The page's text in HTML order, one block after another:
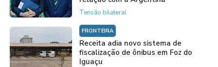
Tensão bilateral
FRONTEIRA
Receita adia novo sistema de
fiscalização de ônibus em Foz do
Iguaçu